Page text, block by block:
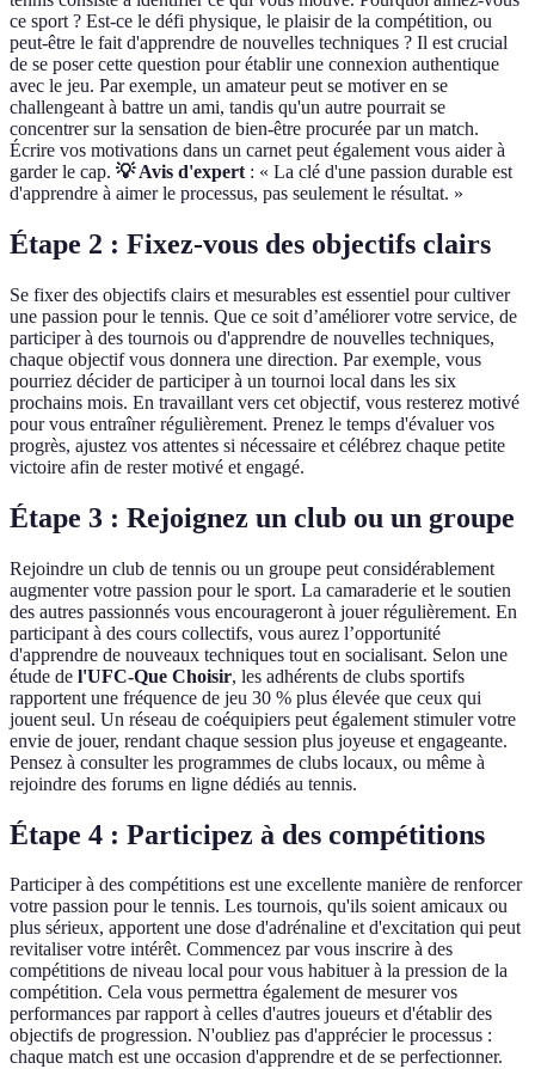
ce sport ? Est-ce le défi physique, le plaisir de la compétition, ou
peut-être le fait d'apprendre de nouvelles techniques ? Il est crucial
de se poser cette question pour établir une connexion authentique
avec le jeu. Par exemple, un amateur peut se motiver en se
challengeant à battre un ami, tandis qu'un autre pourrait se
concentrer sur la sensation de bien-être procurée par un match.
Écrire vos motivations dans un carnet peut également vous aider à
garder le cap. 💡 Avis d'expert : « La clé d'une passion durable est
d'apprendre à aimer le processus, pas seulement le résultat. »
Étape 2 : Fixez-vous des objectifs clairs
Se fixer des objectifs clairs et mesurables est essentiel pour cultiver
une passion pour le tennis. Que ce soit d’améliorer votre service, de
participer à des tournois ou d'apprendre de nouvelles techniques,
chaque objectif vous donnera une direction. Par exemple, vous
pourriez décider de participer à un tournoi local dans les six
prochains mois. En travaillant vers cet objectif, vous resterez motivé
pour vous entraîner régulièrement. Prenez le temps d'évaluer vos
progrès, ajustez vos attentes si nécessaire et célébrez chaque petite
victoire afin de rester motivé et engagé.
Étape 3 : Rejoignez un club ou un groupe
Rejoindre un club de tennis ou un groupe peut considérablement
augmenter votre passion pour le sport. La camaraderie et le soutien
des autres passionnés vous encourageront à jouer régulièrement. En
participant à des cours collectifs, vous aurez l’opportunité
d'apprendre de nouveaux techniques tout en socialisant. Selon une
étude de l'UFC-Que Choisir, les adhérents de clubs sportifs
rapportent une fréquence de jeu 30 % plus élevée que ceux qui
jouent seul. Un réseau de coéquipiers peut également stimuler votre
envie de jouer, rendant chaque session plus joyeuse et engageante.
Pensez à consulter les programmes de clubs locaux, ou même à
rejoindre des forums en ligne dédiés au tennis.
Étape 4 : Participez à des compétitions
Participer à des compétitions est une excellente manière de renforcer
votre passion pour le tennis. Les tournois, qu'ils soient amicaux ou
plus sérieux, apportent une dose d'adrénaline et d'excitation qui peut
revitaliser votre intérêt. Commencez par vous inscrire à des
compétitions de niveau local pour vous habituer à la pression de la
compétition. Cela vous permettra également de mesurer vos
performances par rapport à celles d'autres joueurs et d'établir des
objectifs de progression. N'oubliez pas d'apprécier le processus :
chaque match est une occasion d'apprendre et de se perfectionner.